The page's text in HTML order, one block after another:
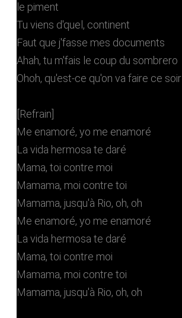
le piment
Tu viens d'quel, continent
Faut que j'fasse mes documents
Ahah, tu m'fais le coup du sombrero
Ohoh, qu'est-ce qu'on va faire ce soir
[Refrain]
Me enamoré, yo me enamoré
La vida hermosa te daré
Mama, toi contre moi
Mamama, moi contre toi
Mamama, jusqu'à Rio, oh, oh
Me enamoré, yo me enamoré
La vida hermosa te daré
Mama, toi contre moi
Mamama, moi contre toi
Mamama, jusqu'à Rio, oh, oh